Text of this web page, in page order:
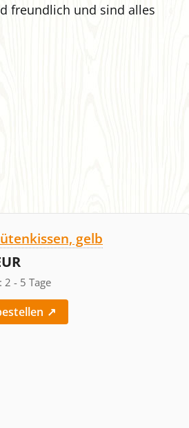
freundlich und sind alles
gelb
2 - 5 Tage
↗